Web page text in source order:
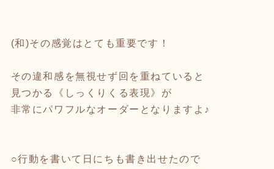
(和)その感覚はとても重要です！
その違和感を無視せず回を重ねていると
見つかる《しっくりくる表現》が
非常にパワフルなオーダーとなりますよ♪
○行動を書いて日にちも書き出せたので